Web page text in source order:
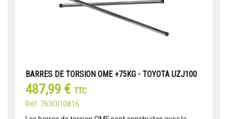
BARRES DE TORSION OME +75KG - TOYOTA UZJ100
487,99 € TTC
Réf: 763OI10816